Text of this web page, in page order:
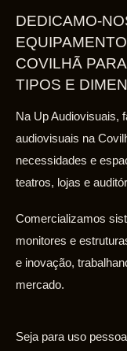
DEDICAMO-
COVILHÃ
TIPOS E
Na Up Audiovisuais,
audiovisuais na
necessidades e
teatros, lojas e
Comercializamos
monitores e
e inovação,
mercado.
Seja para uso